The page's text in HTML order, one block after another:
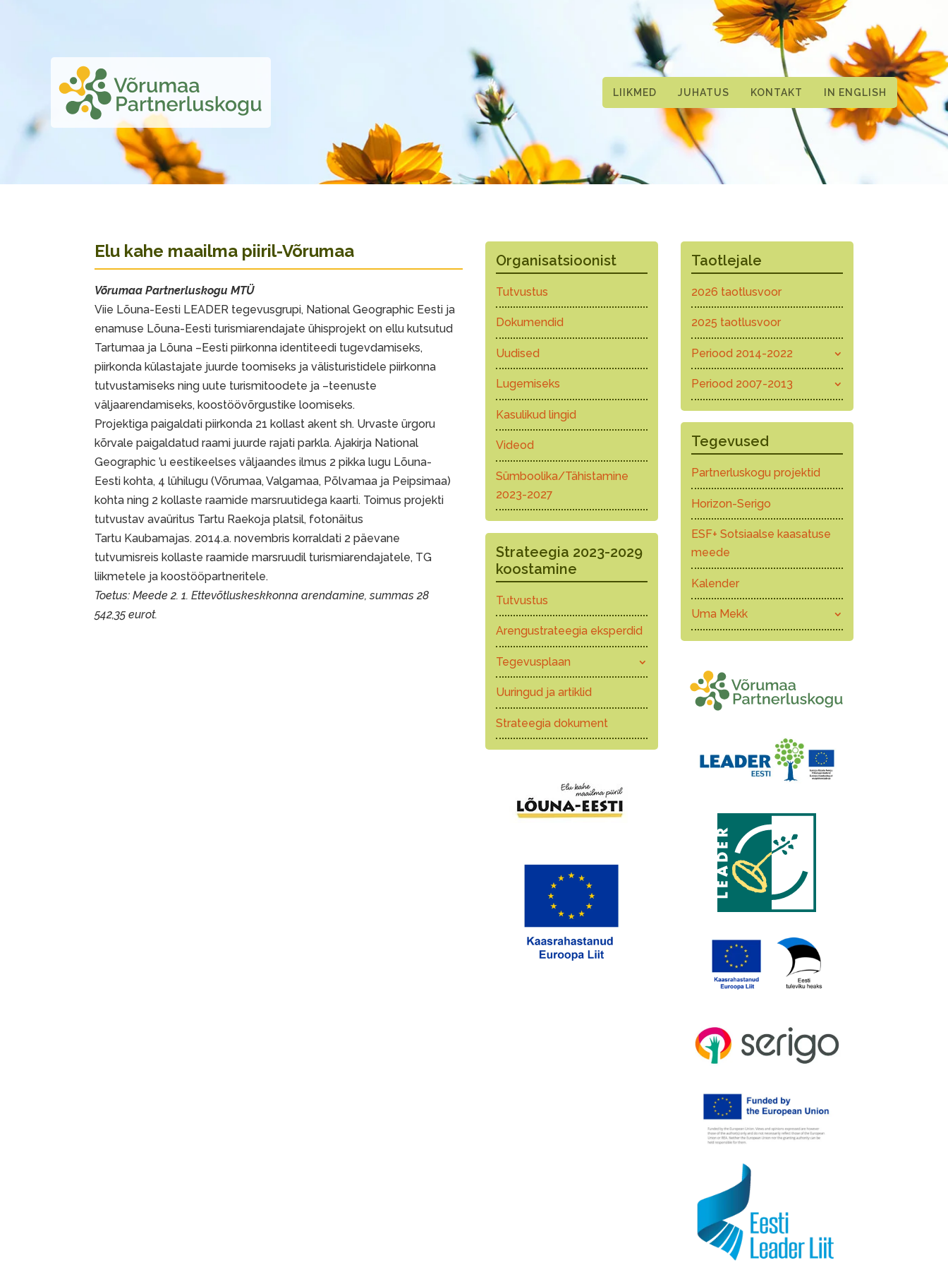
LIIKMED JUHATUS KONTAKT IN ENGLISH
Elu kahe maailma piiril-Võrumaa
Võrumaa Partnerluskogu MTÜ
Viie Lõuna-Eesti LEADER tegevusgrupi, National Geographic Eesti ja
enamuse Lõuna-Eesti turismiarendajate ühisprojekt on ellu kutsutud
Tartumaa ja Lõuna –Eesti piirkonna identiteedi tugevdamiseks,
piirkonda külastajate juurde toomiseks ja välisturistidele piirkonna
tutvustamiseks ning uute turismitoodete ja –teenuste
väljaarendamiseks, koostöövõrgustike loomiseks.
Projektiga paigaldati piirkonda 21 kollast akent sh. Urvaste ürgoru
kõrvale paigaldatud raami juurde rajati parkla. Ajakirja National
Geographic ’u eestikeelses väljaandes ilmus 2 pikka lugu Lõuna-
Eesti kohta, 4 lühilugu (Võrumaa, Valgamaa, Põlvamaa ja Peipsimaa)
kohta ning 2 kollaste raamide marsruutidega kaarti. Toimus projekti
tutvustav avaüritus Tartu Raekoja platsil, fotonäitus
Tartu Kaubamajas. 2014.a. novembris korraldati 2 päevane
tutvumisreis kollaste raamide marsruudil turismiarendajatele, TG
liikmetele ja koostööpartneritele.
Toetus: Meede 2. 1. Ettevõtluskeskkonna arendamine, summas 28
542,35 eurot.
Organisatsioonist
Tutvustus
Dokumendid
Uudised
Lugemiseks
Kasulikud lingid
Videod
Sümboolika/Tähistamine
2023-2027
Strateegia 2023-2029
koostamine
Tutvustus
Arengustrateegia eksperdid
Tegevusplaan
Uuringud ja artiklid
Strateegia dokument
Taotlejale
2026 taotlusvoor
2025 taotlusvoor
Periood 2014-2022
Periood 2007-2013
Tegevused
Partnerluskogu projektid
Horizon-Serigo
ESF+ Sotsiaalse kaasatuse
meede
Kalender
Uma Mekk